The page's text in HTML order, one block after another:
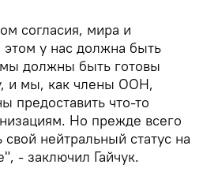
согласия, мира и
у нас должна быть
должны быть готовы
и мы, как члены ООН,
предоставить что-то
Но прежде всего
нейтральный статус на
- заключил Гайчук.